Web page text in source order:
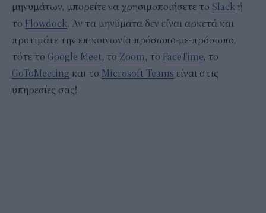
μηνυμάτων, μπορείτε να χρησιμοποιήσετε το Slack ή
το Flowdock. Αν τα μηνύματα δεν είναι αρκετά και
προτιμάτε την επικοινωνία πρόσωπο-με-πρόσωπο,
τότε το Google Meet, το Zoom, το FaceTime, το
GoToMeeting και το Microsoft Teams είναι στις
υπηρεσίες σας!